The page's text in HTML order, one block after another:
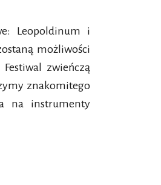
Leopoldinum i
możliwości
zwieńczą
znakomitego
na instrumenty